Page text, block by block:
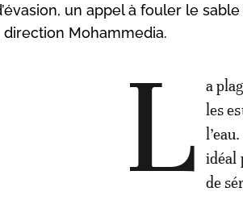
un appel à fouler le
direction Mohammedia.
L
a
les
idéal
de